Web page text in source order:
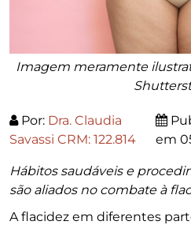
Imagem meramente
Por: Dra. Claudia
Savassi CRM: 122.814
em
Hábitos saudáveis e
são aliados no combate à
A flacidez em diferentes